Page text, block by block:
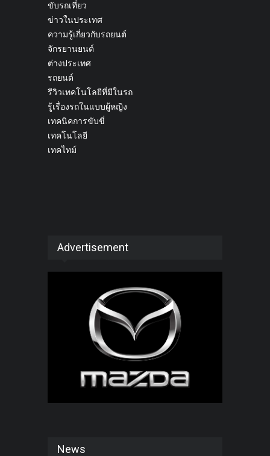
ขับรถเที่ยว
ข่าวในประเทศ
ความรู้เกี่ยวกับรถยนต์
จักรยานยนต์
ต่างประเทศ
รถยนต์
รีวิวเทคโนโลยีที่มีในรถ
รู้เรื่องรถในแบบผู้หญิง
เทคนิคการขับขี่
เทคโนโลยี
เทคไทม์
Advertisement
News